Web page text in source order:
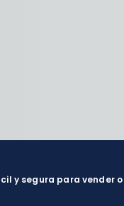
y segura para vender